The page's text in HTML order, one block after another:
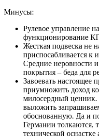
Минусы:
Рулевое управление
функционирование
Жесткая подвеска не
приспосабливается к
Средние неровности
покрытия – беда для
Завоевать настоящее
приумножить доход
милосердный ценник.
выложить
обоснованную. Да и
Германии толкаются,
технической